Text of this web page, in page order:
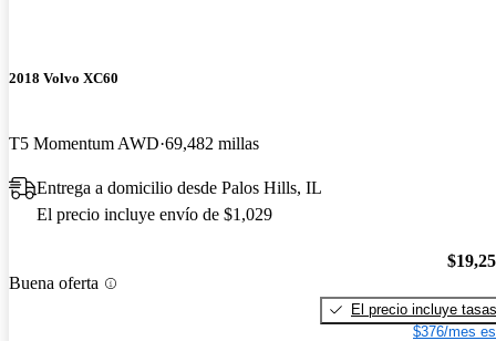
2018 Volvo XC60
T5 Momentum AWD 69,482 millas
Entrega a domicilio desde Palos Hills, IL
El precio incluye envío de $1,029
Buena oferta
El precio incluye tasas
$376/mes